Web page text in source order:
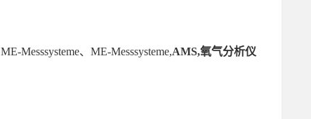
Messsysteme、ME-Messsysteme,AMS,氧气分析仪